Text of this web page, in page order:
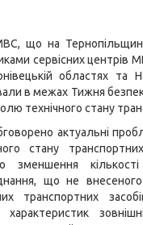
що на
сервісних центрів
областях та
в межах Тижня
технічного стану
актуальні
стану
зменшення
що не
транспортних
характеристик